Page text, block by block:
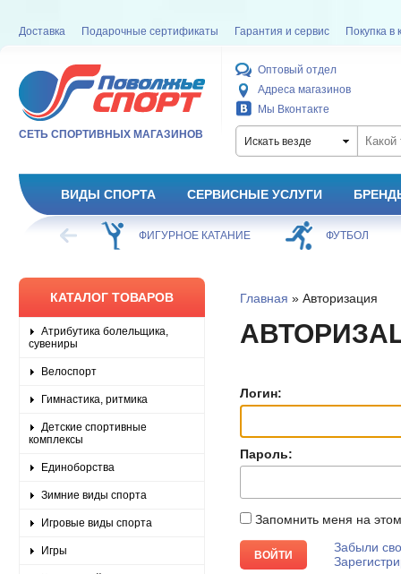
Доставка Подарочные сертификаты Гарантия и сервис Покупка в
СЕТЬ СПОРТИВНЫХ МАГАЗИНОВ
Оптовый отдел
Адреса магазинов
Мы Вконтакте
Искать везде
ВИДЫ СПОРТА СЕРВИСНЫЕ УСЛУГИ
ХОККЕЙ ФИГУРНОЕ КАТАНИЕ ФУТБОЛ
КАТАЛОГ ТОВАРОВ
Атрибутика болельщика,
сувениры
Велоспорт
Гимнастика, ритмика
Детские спортивные
комплексы
Единоборства
Зимние виды спорта
Игровые виды спорта
Игры
Главная » Авторизация
Логин:
Пароль:
Запомнить меня на
Забыли